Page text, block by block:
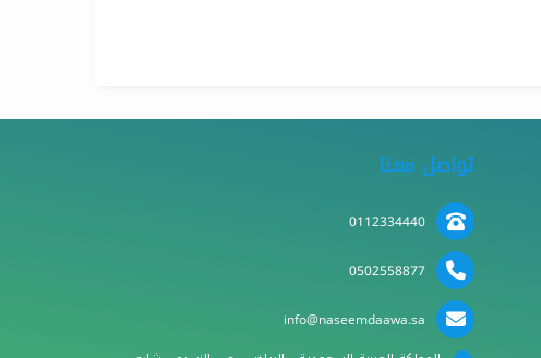
تواصل معنا
0112334440
0502558877
info@naseemdaawa.sa